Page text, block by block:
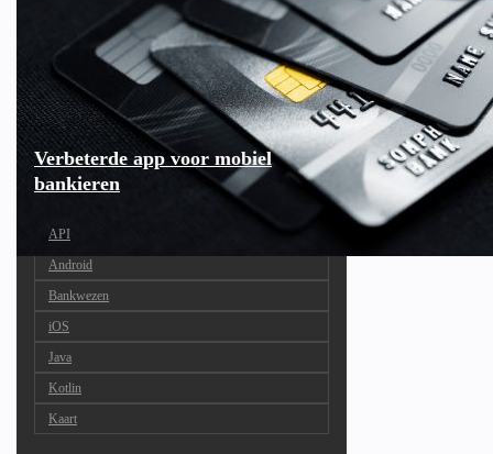
Verbeterde app voor mobiel
bankieren
API
Android
Bankwezen
iOS
Java
Kotlin
Kaart